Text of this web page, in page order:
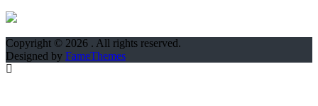
Copyright © 2026 . All rights reserved.
Designed by FameThemes